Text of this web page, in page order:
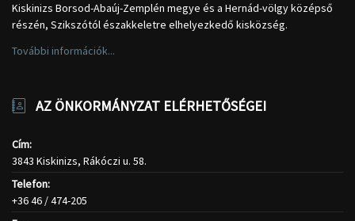
Kiskinizs Borsod-Abaúj-Zemplén megye és a Hernád-völgy középső
részén, Szikszótól északkeletre elhelyezkedő kisközség.
További információk...
AZ ÖNKORMÁNYZAT ELÉRHETŐSÉGEI
Cím:
3843 Kiskinizs, Rákóczi u. 58.
Telefon:
+36 46 / 474-205